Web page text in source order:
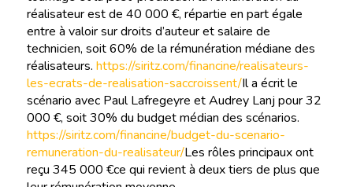
réalisateur est de 40 000 €, répartie en part égale
entre à valoir sur droits d’auteur et salaire de
technicien, soit 60% de la rémunération médiane des
réalisateurs. https://siritz.com/financine/realisateurs-
les-ecrats-de-realisation-saccroissent/Il a écrit le
scénario avec Paul Lafregeyre et Audrey Lanj pour 32
000 €, soit 30% du budget médian des scénarios.
https://siritz.com/financine/budget-du-scenario-
remuneration-du-realisateur/Les rôles principaux ont
reçu 345 000 €ce qui revient à deux tiers de plus que